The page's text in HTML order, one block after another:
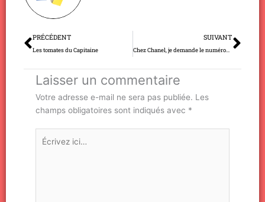
Précédent
PRÉCÉDENT
Les tomates du Capitaine
SUIVANT
Chez Chanel, je demande le numéro… 19!
Laisser un commentaire
Votre adresse e-mail ne sera pas publiée. Les
champs obligatoires sont indiqués avec *
Écrivez
ici…